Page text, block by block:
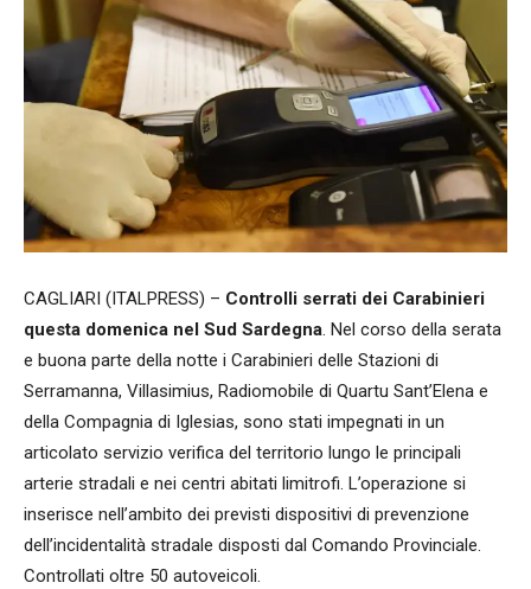
CAGLIARI (ITALPRESS) – Controlli serrati dei Carabinieri
questa domenica nel Sud Sardegna. Nel corso della serata
e buona parte della notte i Carabinieri delle Stazioni di
Serramanna, Villasimius, Radiomobile di Quartu Sant’Elena e
della Compagnia di Iglesias, sono stati impegnati in un
articolato servizio verifica del territorio lungo le principali
arterie stradali e nei centri abitati limitrofi. L’operazione si
inserisce nell’ambito dei previsti dispositivi di prevenzione
dell’incidentalità stradale disposti dal Comando Provinciale.
Controllati oltre 50 autoveicoli.